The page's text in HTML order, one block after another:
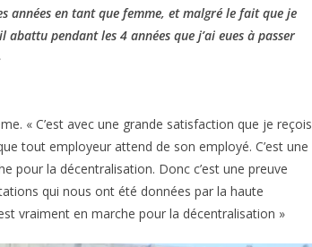
années en tant que femme, et malgré le fait que je
pendant les 4 années que j’ai eues à passer
« C’est avec une grande satisfaction que je reçois
tout employeur attend de son employé. C’est une
pour la décentralisation. Donc c’est une preuve
qui nous ont été données par la haute
vraiment en marche pour la décentralisation »